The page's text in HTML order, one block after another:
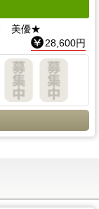
美優★
28,600円